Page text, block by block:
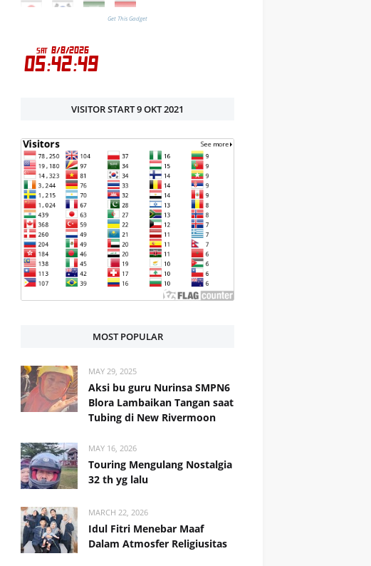
Get This Gadget
VISITOR START 9 OKT 2021
MOST POPULAR
MAY 29, 2025
Aksi bu guru Nurinsa SMPN6
Blora Lambaikan Tangan saat
Tubing di New Rivermoon
MAY 16, 2026
Touring Mengulang Nostalgia
32 th yg lalu
MARCH 22, 2026
Idul Fitri Menebar Maaf
Dalam Atmosfer Religiusitas